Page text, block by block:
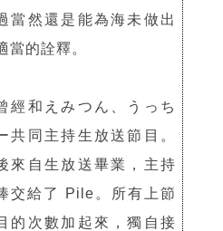
當然還是能為海未做出
當的詮釋。
經和えみつん、うっち
共同主持生放送節目。
來自生放送畢業，主持
交給了 Pile。所有上節
的次數加起來，獨自接